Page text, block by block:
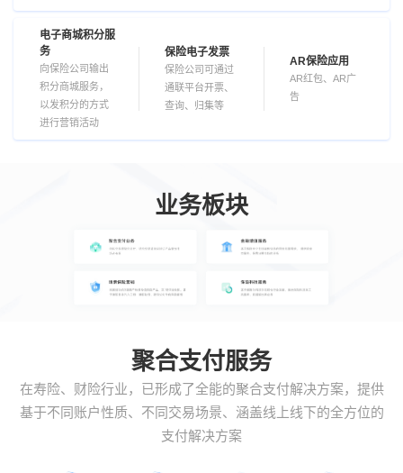
电子商城积分服
务
向保险公司输出
积分商城服务，
以发积分的方式
进行营销活动
保险电子发票
保险公司可通过
通联平台开票、
查询、归集等
AR保险应用
AR红包、AR广
告
业务板块
聚合支付服务
在寿险、财险行业，已形成了全能的聚合支付解决方案，提供
基于不同账户性质、不同交易场景、涵盖线上线下的全方位的
支付解决方案